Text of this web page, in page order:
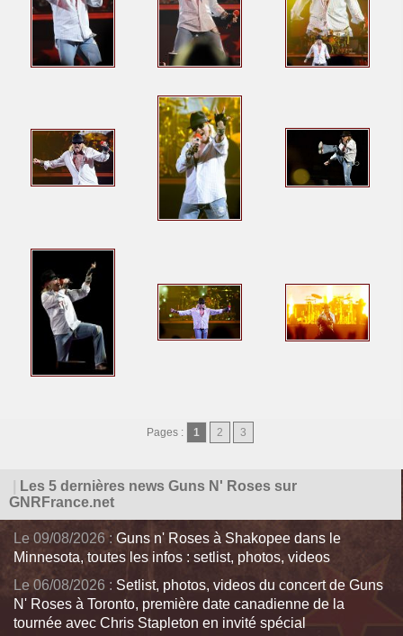
Pages : 1 2 3
Les 5 dernières news Guns N' Roses sur
GNRFrance.net
Le 09/08/2026 : Guns n' Roses à Shakopee dans le
Minnesota, toutes les infos : setlist, photos, videos
Le 06/08/2026 : Setlist, photos, videos du concert de Guns
N' Roses à Toronto, première date canadienne de la
tournée avec Chris Stapleton en invité spécial